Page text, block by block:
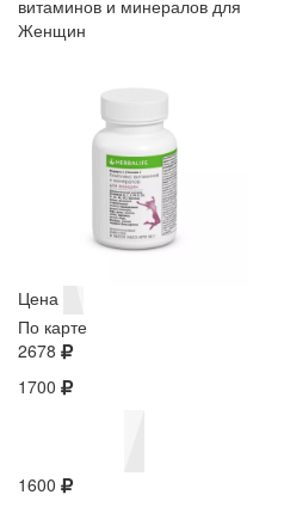
витаминов и минералов для
Женщин
Цена
По карте
2678
1700
1600